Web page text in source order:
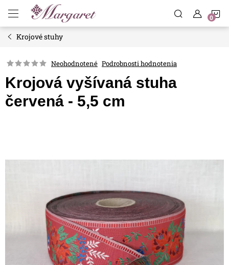
obsah
Krojové stuhy
Neohodnotené Podrobnosti hodnotenia
Krojová vyšívaná stuha
červená - 5,5 cm